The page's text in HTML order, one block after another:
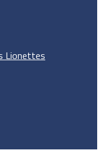
Lionettes